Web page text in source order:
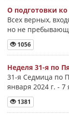
О подготовки
Всех верных,
но не
1056
Неделя 31-я по
31-я Седмица по
января 2024 г. - 7
1381